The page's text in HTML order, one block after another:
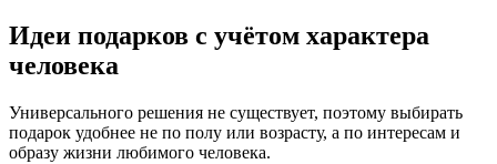
Идеи подарков с учётом характера
человека
Универсального решения не существует, поэтому выбирать
подарок удобнее не по полу или возрасту, а по интересам и
образу жизни любимого человека.